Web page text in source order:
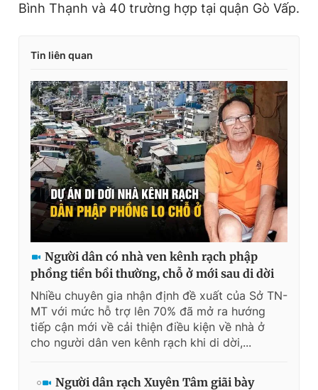
Bình Thạnh và 40 trường hợp tại quận Gò Vấp.
Tin liên quan
Người dân có nhà ven kênh rạch phập
phồng tiền bồi thường, chỗ ở mới sau di dời
Nhiều chuyên gia nhận định đề xuất của Sở TN-
MT với mức hỗ trợ lên 70% đã mở ra hướng
tiếp cận mới về cải thiện điều kiện về nhà ở
cho người dân ven kênh rạch khi di dời,...
Người dân rạch Xuyên Tâm giãi bày